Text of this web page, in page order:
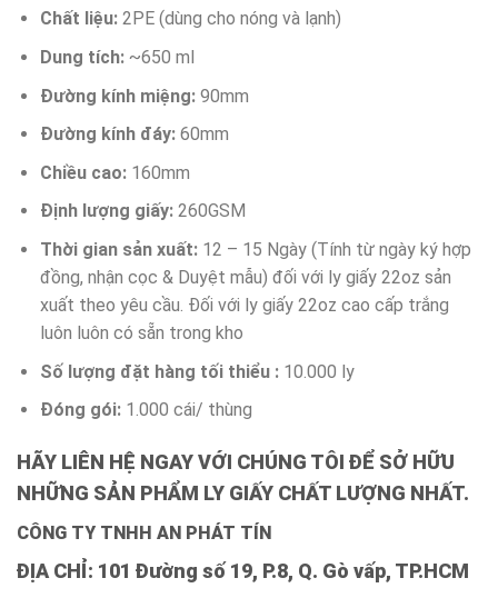
Chất liệu: 2PE (dùng cho nóng và lạnh)
Dung tích: ~650 ml
Đường kính miệng: 90mm
Đường kính đáy: 60mm
Chiều cao: 160mm
Định lượng giấy:260GSM
Thời gian sản xuất:12 – 15 Ngày (Tính từ ngày ký hợp
đồng, nhận cọc & Duyệt mẫu) đối với ly giấy 22oz sản
xuất theo yêu cầu. Đối với ly giấy 22oz cao cấp trắng
luôn luôn có sẵn trong kho
Số lượng đặt hàng tối thiểu : 10.000 ly
Đóng gói:1.000 cái/ thùng
HÃY LIÊN HỆ NGAY VỚI CHÚNG TÔI ĐỂ SỞ HỮU
NHỮNG SẢN PHẨM LY GIẤY CHẤT LƯỢNG NHẤT.
CÔNG TY TNHH AN PHÁT TÍN
ĐỊA CHỈ: 101 Đường số 19, P.8, Q. Gò vấp, TP.HCM